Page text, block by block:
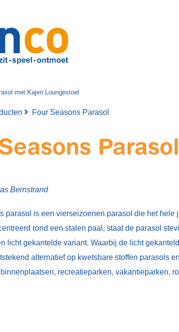
Four Seasons Parasol
Parasol
Bernstrand
parasol is een vierseizoenen parasol die het
rond een stalen paal, staat de parasol
licht gekantelde variant. Waarbij de licht
alternatief op kwetsbare stoffen parasols
recreatieparken, vakantieparken,